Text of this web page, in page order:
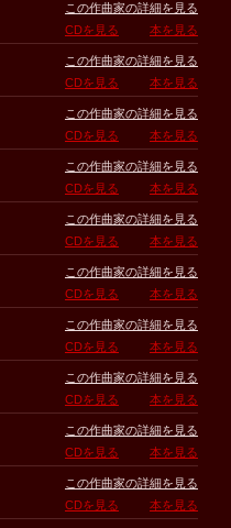
この作曲家の詳細を見る
CDを見る
本を見る
この作曲家の詳細を見る
CDを見る
本を見る
この作曲家の詳細を見る
CDを見る
本を見る
この作曲家の詳細を見る
CDを見る
本を見る
この作曲家の詳細を見る
CDを見る
本を見る
この作曲家の詳細を見る
CDを見る
本を見る
この作曲家の詳細を見る
CDを見る
本を見る
この作曲家の詳細を見る
CDを見る
本を見る
この作曲家の詳細を見る
CDを見る
本を見る
この作曲家の詳細を見る
CDを見る
本を見る